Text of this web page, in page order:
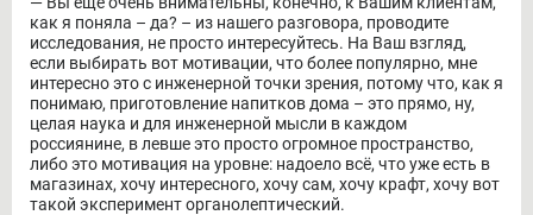
как я поняла – да? – из нашего разговора, проводите
исследования, не просто интересуйтесь. На Ваш взгляд,
если выбирать вот мотивации, что более популярно, мне
интересно это с инженерной точки зрения, потому что, как я
понимаю, приготовление напитков дома – это прямо, ну,
целая наука и для инженерной мысли в каждом
россиянине, в левше это просто огромное пространство,
либо это мотивация на уровне: надоело всё, что уже есть в
магазинах, хочу интересного, хочу сам, хочу крафт, хочу вот
такой эксперимент органолептический.